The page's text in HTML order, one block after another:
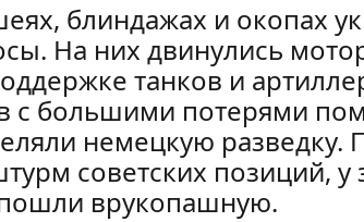
блиндажах и окопах
На них двинулись
танков и
с большими потерями
немецкую разведку.
советских позиций, у
врукопашную.